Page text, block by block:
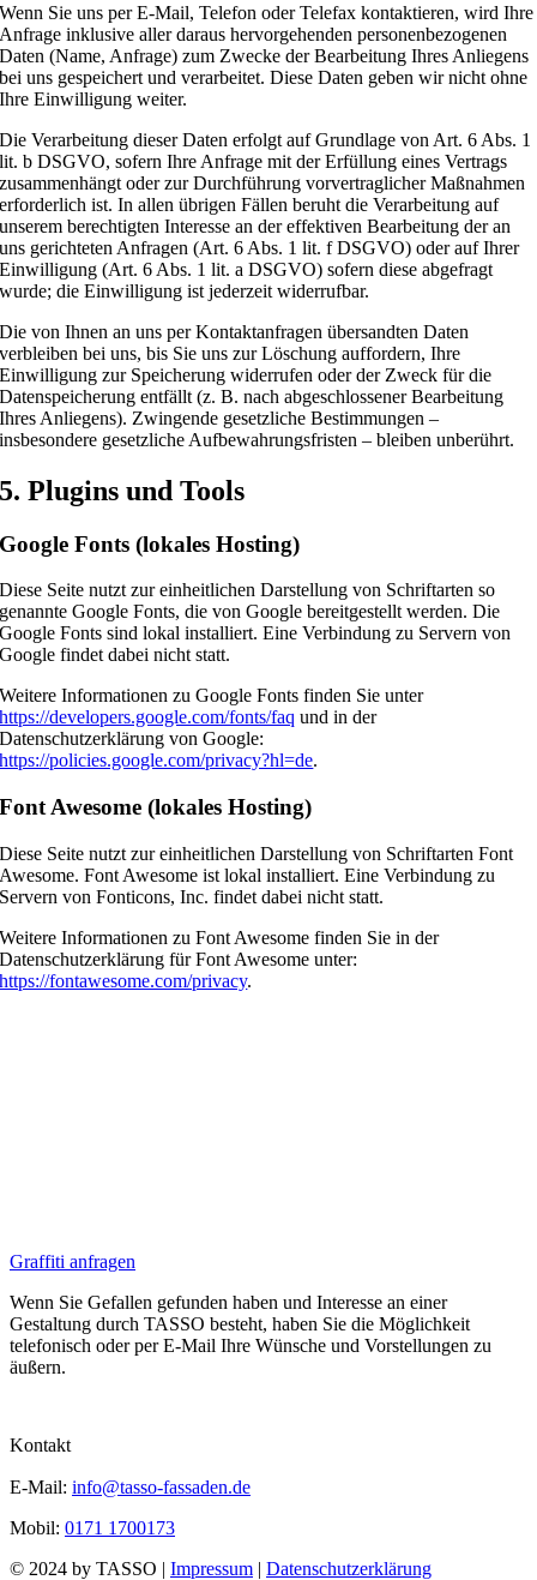
Wenn Sie uns per E-Mail, Telefon oder Telefax kontaktieren, wird Ihre
Anfrage inklusive aller daraus hervorgehenden personenbezogenen
Daten (Name, Anfrage) zum Zwecke der Bearbeitung Ihres Anliegens
bei uns gespeichert und verarbeitet. Diese Daten geben wir nicht ohne
Ihre Einwilligung weiter.
Die Verarbeitung dieser Daten erfolgt auf Grundlage von Art. 6 Abs. 1
lit. b DSGVO, sofern Ihre Anfrage mit der Erfüllung eines Vertrags
zusammenhängt oder zur Durchführung vorvertraglicher Maßnahmen
erforderlich ist. In allen übrigen Fällen beruht die Verarbeitung auf
unserem berechtigten Interesse an der effektiven Bearbeitung der an
uns gerichteten Anfragen (Art. 6 Abs. 1 lit. f DSGVO) oder auf Ihrer
Einwilligung (Art. 6 Abs. 1 lit. a DSGVO) sofern diese abgefragt
wurde; die Einwilligung ist jederzeit widerrufbar.
Die von Ihnen an uns per Kontaktanfragen übersandten Daten
verbleiben bei uns, bis Sie uns zur Löschung auffordern, Ihre
Einwilligung zur Speicherung widerrufen oder der Zweck für die
Datenspeicherung entfällt (z. B. nach abgeschlossener Bearbeitung
Ihres Anliegens). Zwingende gesetzliche Bestimmungen –
insbesondere gesetzliche Aufbewahrungsfristen – bleiben unberührt.
5. Plugins und Tools
Google Fonts (lokales Hosting)
Diese Seite nutzt zur einheitlichen Darstellung von Schriftarten so
genannte Google Fonts, die von Google bereitgestellt werden. Die
Google Fonts sind lokal installiert. Eine Verbindung zu Servern von
Google findet dabei nicht statt.
Weitere Informationen zu Google Fonts finden Sie unter
https://developers.google.com/fonts/faq und in der
Datenschutzerklärung von Google:
https://policies.google.com/privacy?hl=de.
Font Awesome (lokales Hosting)
Diese Seite nutzt zur einheitlichen Darstellung von Schriftarten Font
Awesome. Font Awesome ist lokal installiert. Eine Verbindung zu
Servern von Fonticons, Inc. findet dabei nicht statt.
Weitere Informationen zu Font Awesome finden Sie in der
Datenschutzerklärung für Font Awesome unter:
https://fontawesome.com/privacy.
Graffiti anfragen
Wenn Sie Gefallen gefunden haben und Interesse an einer
Gestaltung durch TASSO besteht, haben Sie die Möglichkeit
telefonisch oder per E-Mail Ihre Wünsche und Vorstellungen zu
äußern.
Kontakt
E-Mail: info@tasso-fassaden.de
Mobil: 0171 1700173
© 2024 by TASSO | Impressum | Datenschutzerklärung